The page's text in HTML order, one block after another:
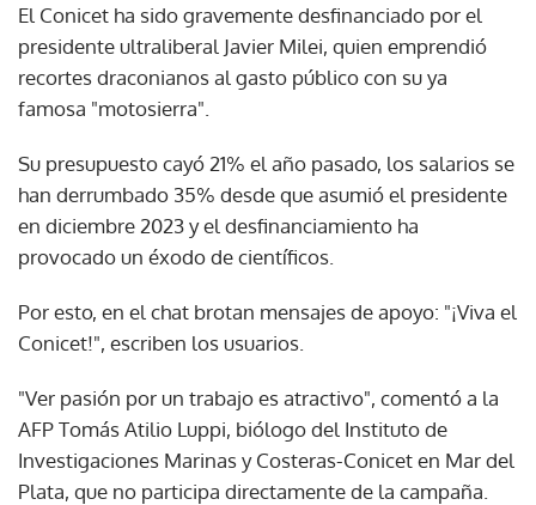
El Conicet ha sido gravemente desfinanciado por el
presidente ultraliberal Javier Milei, quien emprendió
recortes draconianos al gasto público con su ya
famosa "motosierra".
Su presupuesto cayó 21% el año pasado, los salarios se
han derrumbado 35% desde que asumió el presidente
en diciembre 2023 y el desfinanciamiento ha
provocado un éxodo de científicos.
Por esto, en el chat brotan mensajes de apoyo: "¡Viva el
Conicet!", escriben los usuarios.
"Ver pasión por un trabajo es atractivo", comentó a la
AFP Tomás Atilio Luppi, biólogo del Instituto de
Investigaciones Marinas y Costeras-Conicet en Mar del
Plata, que no participa directamente de la campaña.